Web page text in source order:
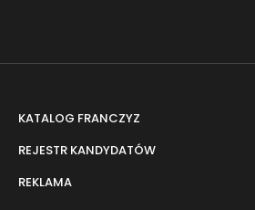
KATALOG FRANCZYZ
REJESTR KANDYDATÓW
REKLAMA